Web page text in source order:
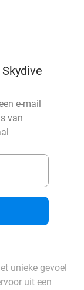
e-mail
van
unieke gevoel
uit een